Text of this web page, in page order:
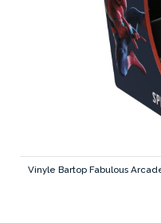
Vinyle Bartop Fabulous